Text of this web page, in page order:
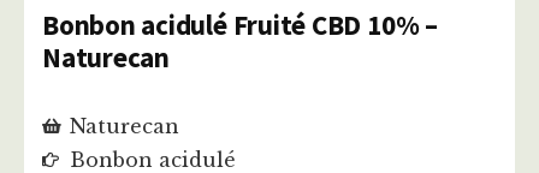
Bonbon acidulé Fruité CBD 10% –
Naturecan
Naturecan
Bonbon acidulé